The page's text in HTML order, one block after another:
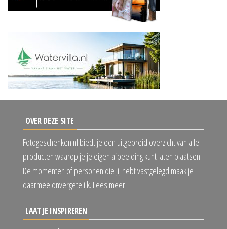
OVER DEZE SITE
Fotogeschenken.nl biedt je een uitgebreid overzicht van alle
producten waarop je je eigen afbeelding kunt laten plaatsen.
De momenten of personen die jij hebt vastgelegd maak je
daarmee onvergetelijk. Lees meer…
LAAT JE INSPIREREN